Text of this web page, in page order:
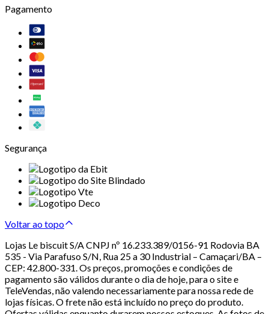
Pagamento
Segurança
Voltar ao topo
Lojas Le biscuit S/A CNPJ nº 16.233.389/0156-91 Rodovia BA
535 - Via Parafuso S/N, Rua 25 a 30 Industrial – Camaçari/BA –
CEP: 42.800-331. Os preços, promoções e condições de
pagamento são válidos durante o dia de hoje, para o site e
TeleVendas, não valendo necessariamente para nossa rede de
lojas físicas. O frete não está incluído no preço do produto.